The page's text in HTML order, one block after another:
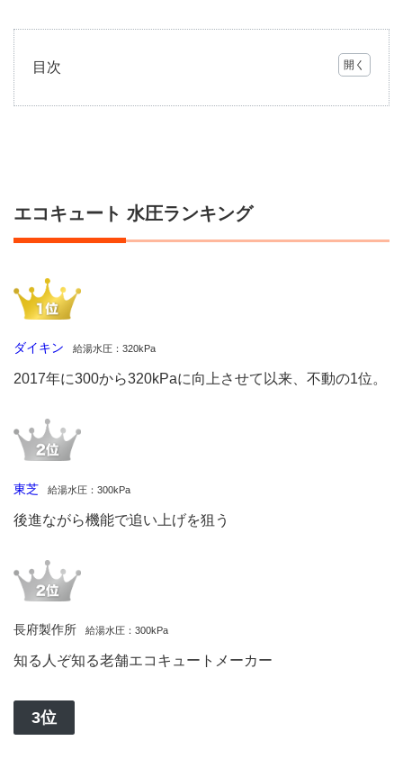
目次
エコ
グ
2
キュ
ート
省エ
能ラ
ング
機
種)
エコ
キュ
ート
ネ性
能ラ
ンキ
(大
容量
機
4
エコ
エコキュート 水圧ランキング
ダイキン 給湯水圧：320kPa
2017年に300から320kPaに向上させて以来、不動の1位。
東芝 給湯水圧：300kPa
後進ながら機能で追い上げを狙う
長府製作所 給湯水圧：300kPa
知る人ぞ知る老舗エコキュートメーカー
3位